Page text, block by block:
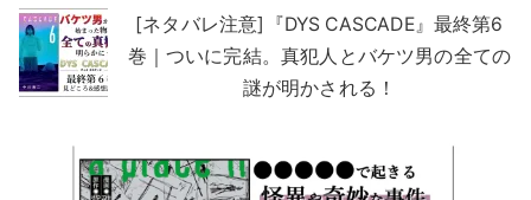
[ネタバレ注意]『DYS CASCADE』最終第6
巻｜ついに完結。真犯人とバケツ男の全ての
謎が明かされる！